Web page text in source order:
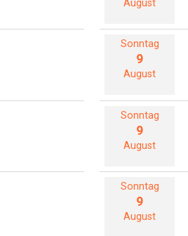
August
Sonntag
9
August
Sonntag
9
August
Sonntag
9
August